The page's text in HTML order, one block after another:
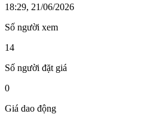
18:29, 21/06/2026
Số người xem
14
Số người đặt giá
0
Giá dao động